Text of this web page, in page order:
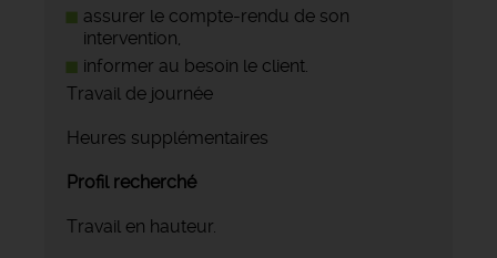
assurer le compte-rendu de son
intervention,
informer au besoin le client.
Travail de journée
Heures supplémentaires
Profil recherché
Travail en hauteur.